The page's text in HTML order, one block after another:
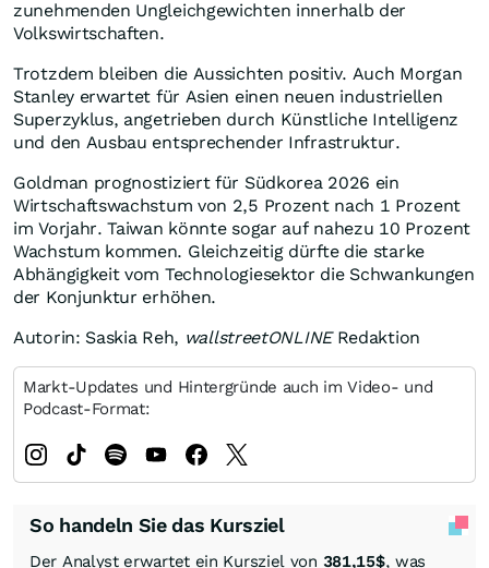
zunehmenden Ungleichgewichten innerhalb der
Volkswirtschaften.
Trotzdem bleiben die Aussichten positiv. Auch Morgan
Stanley erwartet für Asien einen neuen industriellen
Superzyklus, angetrieben durch Künstliche Intelligenz
und den Ausbau entsprechender Infrastruktur.
Goldman prognostiziert für Südkorea 2026 ein
Wirtschaftswachstum von 2,5 Prozent nach 1 Prozent
im Vorjahr. Taiwan könnte sogar auf nahezu 10 Prozent
Wachstum kommen. Gleichzeitig dürfte die starke
Abhängigkeit vom Technologiesektor die Schwankungen
der Konjunktur erhöhen.
Autorin: Saskia Reh, wallstreetONLINERedaktion
Markt-Updates und Hintergründe auch im Video- und
Podcast-Format:
So handeln Sie das Kursziel
Der Analyst erwartet ein Kursziel von 381,15$, was